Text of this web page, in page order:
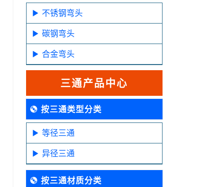
不锈钢弯头
碳钢弯头
合金弯头
三通产品中心
按三通类型分类
等径三通
异径三通
按三通材质分类